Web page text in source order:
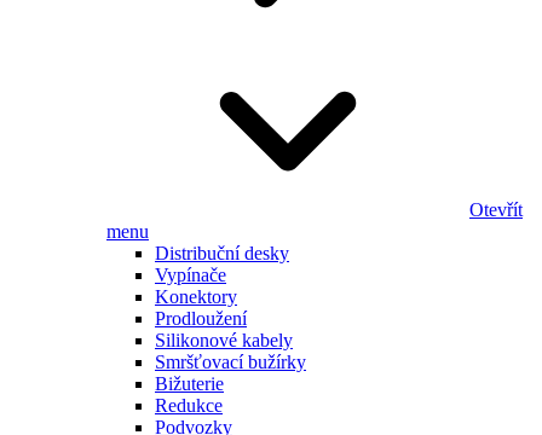
Otevřít
menu
Distribuční desky
Vypínače
Konektory
Prodloužení
Silikonové kabely
Smršťovací bužírky
Bižuterie
Redukce
Podvozky